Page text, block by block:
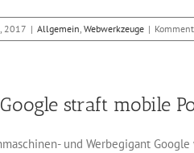
2017 | Allgemein, Webwerkzeuge |
straft mobile
und Werbegigant